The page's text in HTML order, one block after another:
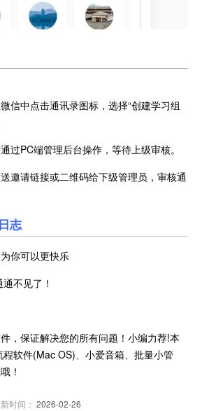
信中点击通讯录图标，选择“创建学习组
过PC端管理后台操作，等待上级审核。
邀请链接或二维码给下级管理员，审核通
志
你可以更快乐
不见了！
，保证解决您的所有问题！小编力荐!本
软件(Mac OS)、小爱音箱、批量小管
！
时间： 2026-02-26